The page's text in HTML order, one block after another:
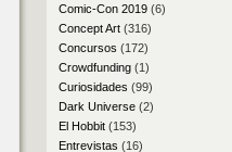
Comic-Con 2019(6)
Concept Art(316)
Concursos (172)
Crowdfunding(1)
Curiosidades (99)
Dark Universe(2)
El Hobbit(153)
Entrevistas (16)